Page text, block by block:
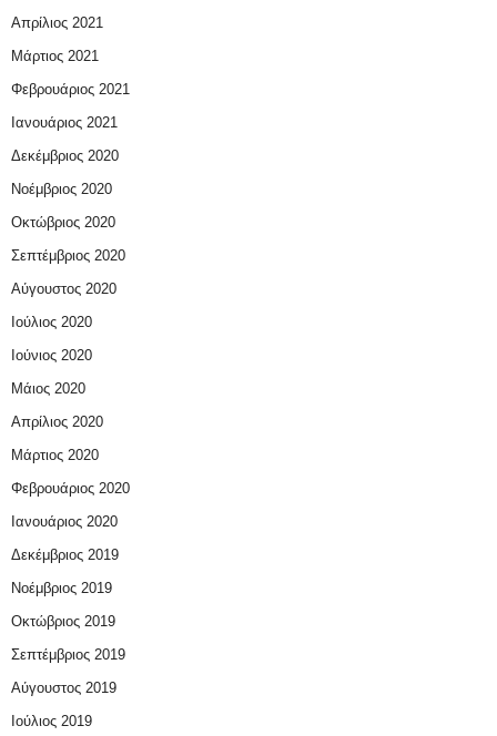
Απρίλιος 2021
Μάρτιος 2021
Φεβρουάριος 2021
Ιανουάριος 2021
Δεκέμβριος 2020
Νοέμβριος 2020
Οκτώβριος 2020
Σεπτέμβριος 2020
Αύγουστος 2020
Ιούλιος 2020
Ιούνιος 2020
Μάιος 2020
Απρίλιος 2020
Μάρτιος 2020
Φεβρουάριος 2020
Ιανουάριος 2020
Δεκέμβριος 2019
Νοέμβριος 2019
Οκτώβριος 2019
Σεπτέμβριος 2019
Αύγουστος 2019
Ιούλιος 2019